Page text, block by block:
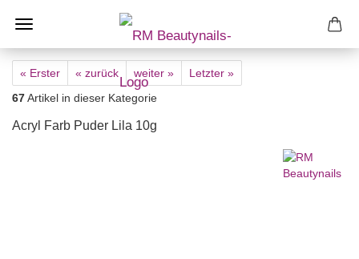
« Erster « zurück weiter »
Letzter »
67Artikel in dieser Kategorie
Acryl Farb Puder Lila 10g